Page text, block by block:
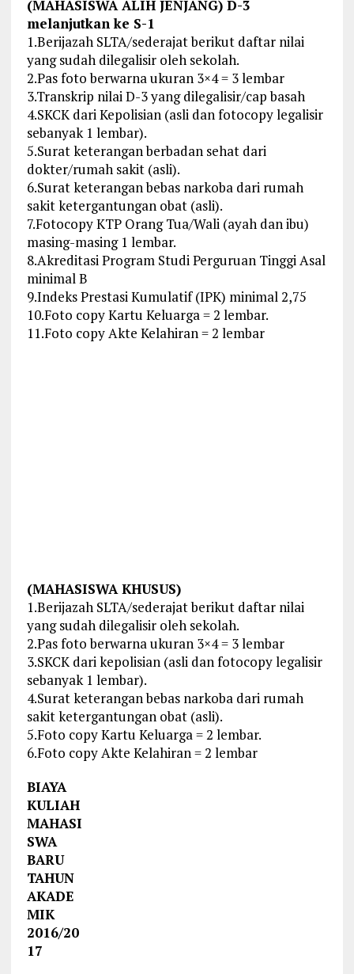
(MAHASISWA ALIH JENJANG) D-3
melanjutkan ke S-1
1.Berijazah SLTA/sederajat berikut daftar nilai
yang sudah dilegalisir oleh sekolah.
2.Pas foto berwarna ukuran 3×4 = 3 lembar
3.Transkrip nilai D-3 yang dilegalisir/cap basah
4.SKCK dari Kepolisian (asli dan fotocopy legalisir
sebanyak 1 lembar).
5.Surat keterangan berbadan sehat dari
dokter/rumah sakit (asli).
6.Surat keterangan bebas narkoba dari rumah
sakit ketergantungan obat (asli).
7.Fotocopy KTP Orang Tua/Wali (ayah dan ibu)
masing-masing 1 lembar.
8.Akreditasi Program Studi Perguruan Tinggi Asal
minimal B
9.Indeks Prestasi Kumulatif (IPK) minimal 2,75
10.Foto copy Kartu Keluarga = 2 lembar.
11.Foto copy Akte Kelahiran = 2 lembar
(MAHASISWA KHUSUS)
1.Berijazah SLTA/sederajat berikut daftar nilai
yang sudah dilegalisir oleh sekolah.
2.Pas foto berwarna ukuran 3×4 = 3 lembar
3.SKCK dari kepolisian (asli dan fotocopy legalisir
sebanyak 1 lembar).
4.Surat keterangan bebas narkoba dari rumah
sakit ketergantungan obat (asli).
5.Foto copy Kartu Keluarga = 2 lembar.
6.Foto copy Akte Kelahiran = 2 lembar
BIAYA
KULIAH
MAHASI
SWA
BARU
TAHUN
AKADE
MIK
2016/20
17